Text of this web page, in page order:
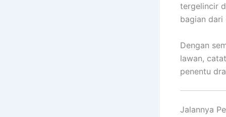
tergelincir
bagian dari
Dengan
lawan,
penentu
Jalannya